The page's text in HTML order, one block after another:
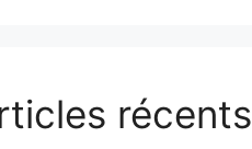
récents